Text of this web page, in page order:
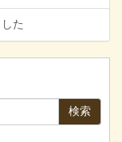
た
検索